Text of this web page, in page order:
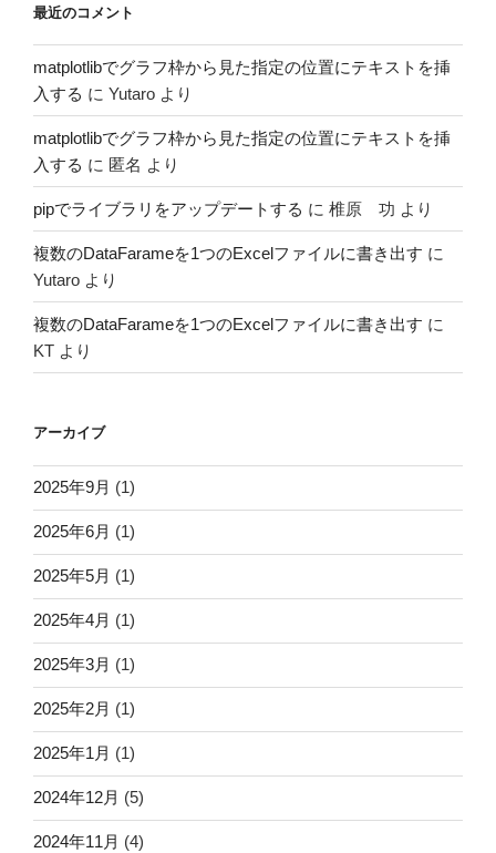
最近のコメント
matplotlibでグラフ枠から見た指定の位置にテキストを挿
入する に Yutaro より
matplotlibでグラフ枠から見た指定の位置にテキストを挿
入する に 匿名 より
pipでライブラリをアップデートする に 椎原 功 より
複数のDataFarameを1つのExcelファイルに書き出す に
Yutaro より
複数のDataFarameを1つのExcelファイルに書き出す に
KT より
アーカイブ
2025年9月 (1)
2025年6月 (1)
2025年5月 (1)
2025年4月 (1)
2025年3月 (1)
2025年2月 (1)
2025年1月 (1)
2024年12月 (5)
2024年11月 (4)